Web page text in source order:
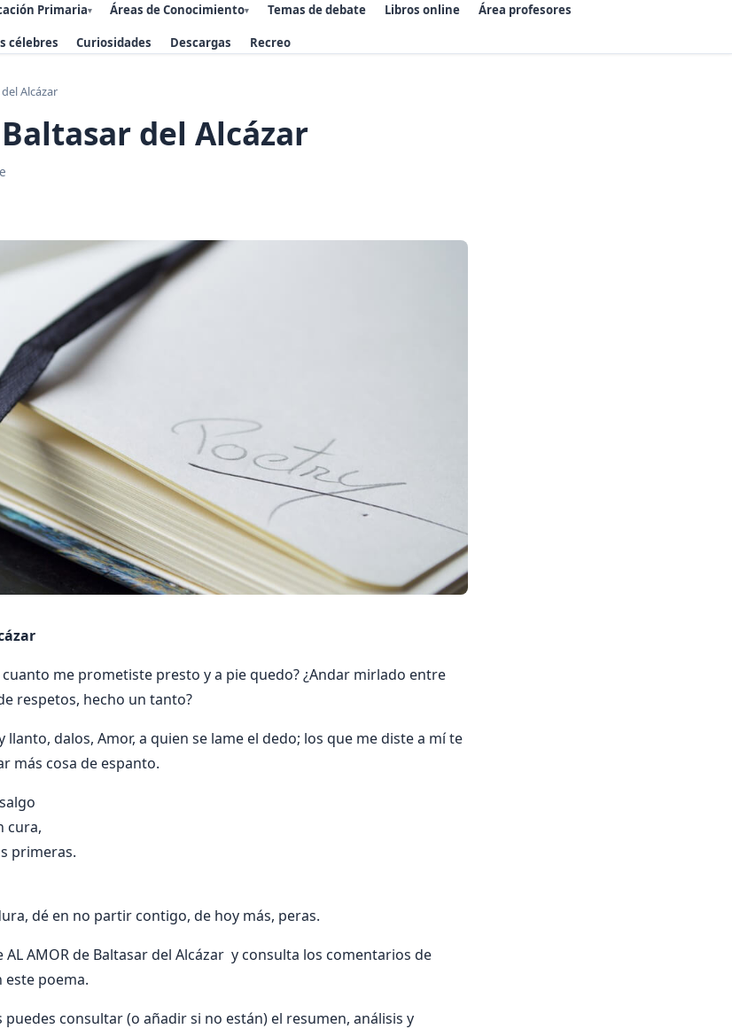
Primaria▾ Áreas de Conocimiento▾ Temas de debate Libros online Área profesores
célebres Curiosidades Descargas Recreo
Alcázar
del Alcázar
me prometiste presto y a pie quedo? ¿Andar mirlado entre
respetos, hecho un tanto?
llanto, dalos, Amor, a quien se lame el dedo; los que me diste a mí te
más cosa de espanto.
cura,
primeras.
dé en no partir contigo, de hoy más, peras.
AMOR de Baltasar del Alcázar y consulta los comentarios de
poema.
consultar (o añadir si no están) el resumen, análisis y